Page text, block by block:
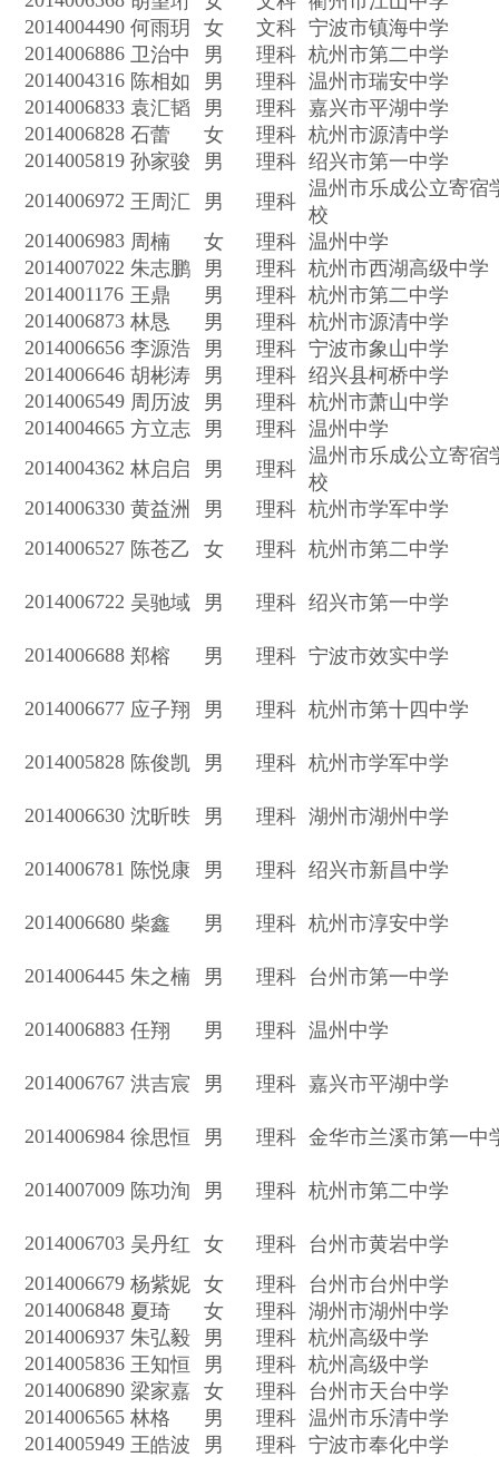
2014004490 何雨玥 女 文科 宁波市镇海中学
2014006886 卫治中 男 理科 杭州市第二中学
2014004316 陈相如 男 理科 温州市瑞安中学
2014006833 袁汇韬 男 理科 嘉兴市平湖中学
2014006828 石蕾 女 理科 杭州市源清中学
2014005819 孙家骏 男 理科 绍兴市第一中学
2014006972 王周汇 男 理科
温州市乐成公立寄宿
校
2014006983 周楠 女 理科 温州中学
2014007022 朱志鹏 男 理科 杭州市西湖高级中学
2014001176 王鼎 男 理科 杭州市第二中学
2014006873 林恳 男 理科 杭州市源清中学
2014006656 李源浩 男 理科 宁波市象山中学
2014006646 胡彬涛 男 理科 绍兴县柯桥中学
2014006549 周历波 男 理科 杭州市萧山中学
2014004665 方立志 男 理科 温州中学
2014004362 林启启 男 理科
温州市乐成公立寄宿
校
2014006330 黄益洲 男 理科 杭州市学军中学
2014006527 陈苍乙 女 理科 杭州市第二中学
2014006722 吴驰域 男 理科 绍兴市第一中学
2014006688 郑榕 男 理科 宁波市效实中学
2014006677 应子翔 男 理科 杭州市第十四中学
2014005828 陈俊凯 男 理科 杭州市学军中学
2014006630 沈昕昳 男 理科 湖州市湖州中学
2014006781 陈悦康 男 理科 绍兴市新昌中学
2014006680 柴鑫 男 理科 杭州市淳安中学
2014006445 朱之楠 男 理科 台州市第一中学
2014006883 任翔 男 理科 温州中学
2014006767 洪吉宸 男 理科 嘉兴市平湖中学
2014006984 徐思恒 男 理科 金华市兰溪市第一中
2014007009 陈功洵 男 理科 杭州市第二中学
2014006703 吴丹红 女 理科 台州市黄岩中学
2014006679 杨紫妮 女 理科 台州市台州中学
2014006848 夏琦 女 理科 湖州市湖州中学
2014006937 朱弘毅 男 理科 杭州高级中学
2014005836 王知恒 男 理科 杭州高级中学
2014006890 梁家嘉 女 理科 台州市天台中学
2014006565 林格 男 理科 温州市乐清中学
2014005949 王皓波 男 理科 宁波市奉化中学